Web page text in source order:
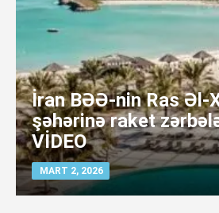
İran BƏƏ-nin Ras Əl-
şəhərinə raket
VİDEO
MART 2, 2026